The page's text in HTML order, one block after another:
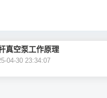
真空泵工作原理
04-30 23:34:07